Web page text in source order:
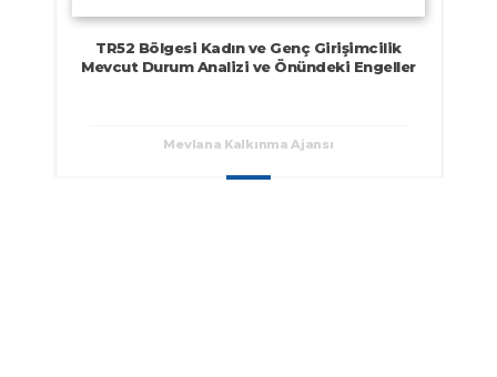
TR52 Bölgesi Kadın ve Genç Girişimcilik
Mevcut Durum Analizi ve Önündeki Engeller
Mevlana Kalkınma Ajansı